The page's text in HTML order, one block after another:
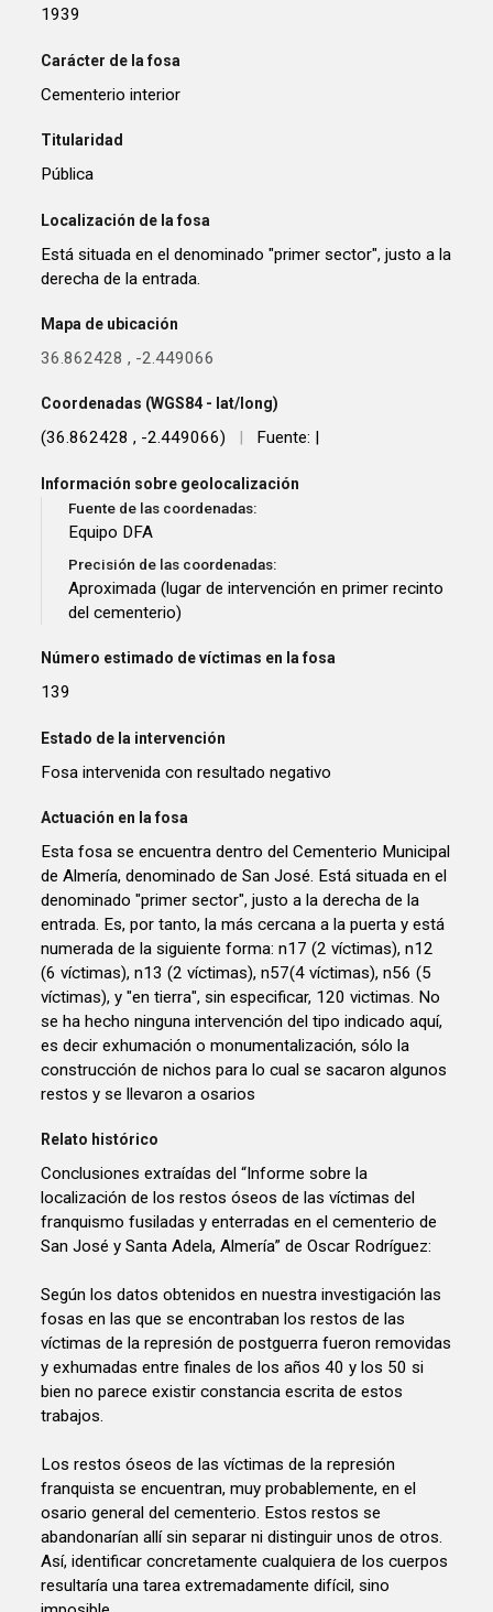
1939
Carácter de la fosa
Cementerio interior
Titularidad
Pública
Localización de la fosa
Está situada en el denominado "primer sector", justo a la
derecha de la entrada.
Mapa de ubicación
36.862428 , -2.449066
Coordenadas (WGS84 - lat/long)
(36.862428 , -2.449066)
Información sobre geolocalización
Fuente de las coordenadas:
Equipo DFA
Precisión de las coordenadas:
Aproximada (lugar de intervención en primer recinto
del cementerio)
Número estimado de víctimas en la fosa
139
Estado de la intervención
Fosa intervenida con resultado negativo
Actuación en la fosa
Esta fosa se encuentra dentro del Cementerio Municipal
de Almería, denominado de San José. Está situada en el
denominado "primer sector", justo a la derecha de la
entrada. Es, por tanto, la más cercana a la puerta y está
numerada de la siguiente forma: n17 (2 víctimas), n12
(6 víctimas), n13 (2 víctimas), n57(4 víctimas), n56 (5
víctimas), y "en tierra", sin especificar, 120 victimas. No
se ha hecho ninguna intervención del tipo indicado aquí,
es decir exhumación o monumentalización, sólo la
construcción de nichos para lo cual se sacaron algunos
restos y se llevaron a osarios
Relato histórico
Conclusiones extraídas del “Informe sobre la
localización de los restos óseos de las víctimas del
franquismo fusiladas y enterradas en el cementerio de
San José y Santa Adela, Almería” de Oscar Rodríguez:
Según los datos obtenidos en nuestra investigación las
fosas en las que se encontraban los restos de las
víctimas de la represión de postguerra fueron removidas
y exhumadas entre finales de los años 40 y los 50 si
bien no parece existir constancia escrita de estos
trabajos.
Los restos óseos de las víctimas de la represión
franquista se encuentran, muy probablemente, en el
osario general del cementerio. Estos restos se
abandonarían allí sin separar ni distinguir unos de otros.
Así, identificar concretamente cualquiera de los cuerpos
resultaría una tarea extremadamente difícil, sino